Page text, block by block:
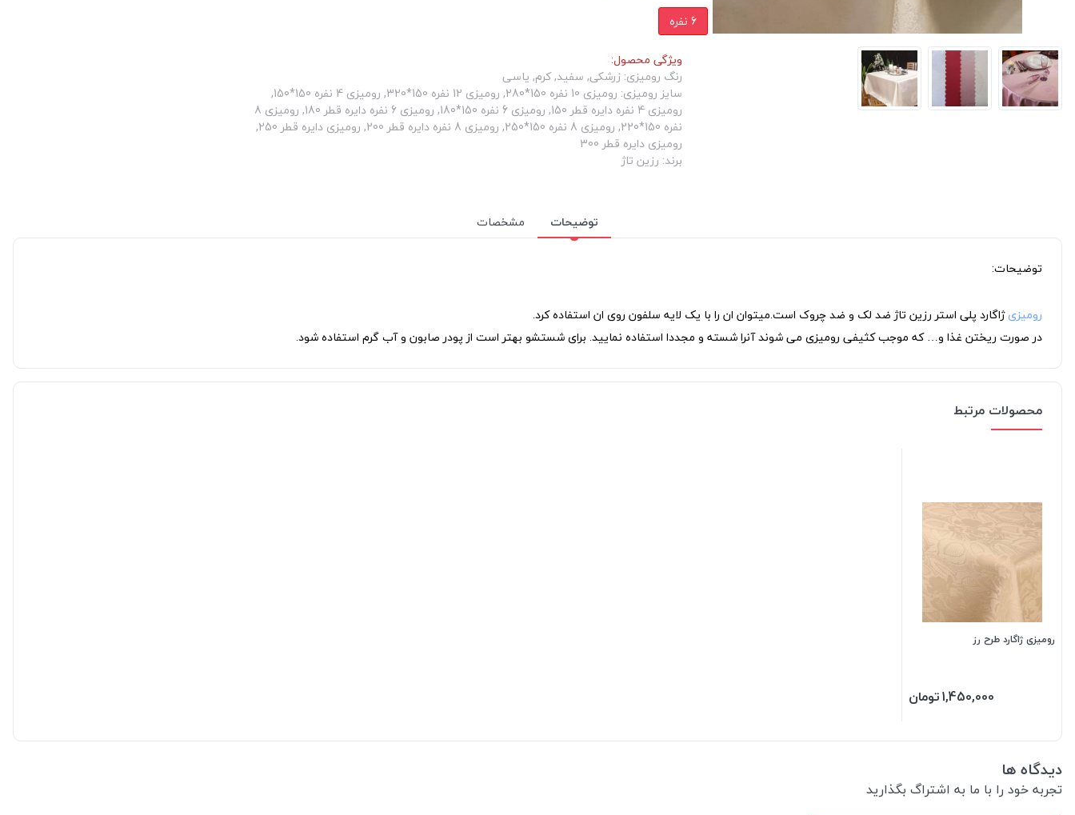
6 نفره
ویژگی محصول:
رنگ رومیزی: زرشکی, سفید, کرم, یاسی
سایز رومیزی: رومیزی 10 نفره 150*280, رومیزی 12 نفره 150*320, رومیزی 4 نفره 150*150,
رومیزی 4 نفره دایره قطر 150, رومیزی 6 نفره 150*180, رومیزی 6 نفره دایره قطر 180, رومیزی 8
نفره 150*220, رومیزی 8 نفره 150*250, رومیزی 8 نفره دایره قطر 200, رومیزی دایره قطر 250,
رومیزی دایره قطر 300
برند: رزین تاژ
توضیحات مشخصات
توضیحات:
رومیزیژاگارد پلی استر رزین تاژ ضد لک و ضد چروک است.میتوان ان را با یک لایه سلفون روی ان استفاده کرد.
در صورت ریختن غذا و… که موجب کثیفی رومیزی می شوند آنرا شسته و مجددا استفاده نمایید. برای شستشو بهتر است از پودر صابون و آب گرم استفاده شود.
محصولات مرتبط
رومیزی ژاگارد طرح رز
1,450,000تومان
دیدگاه ها
تجربه خود را با ما به اشتراگ بگذارید